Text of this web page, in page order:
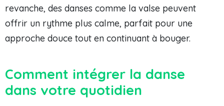
revanche, des danses comme la valse peuvent
offrir un rythme plus calme, parfait pour une
approche douce tout en continuant à bouger.
Comment intégrer la danse
dans votre quotidien